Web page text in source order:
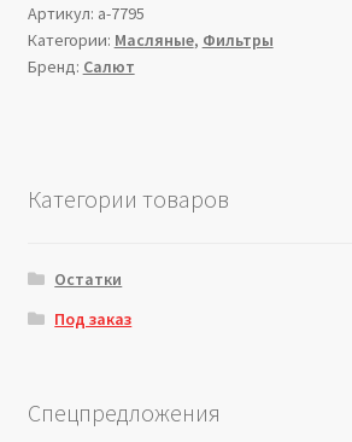
Артикул: a-7795
Категории: Масляные, Фильтры
Бренд: Салют
Категории товаров
Остатки
Под заказ
Спецпредложения